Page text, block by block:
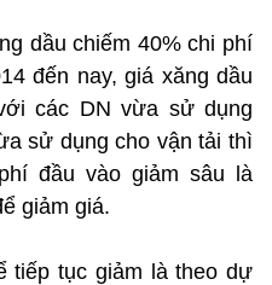
dầu chiếm 40% chi phí
đến nay, giá xăng dầu
các DN vừa sử dụng
sử dụng cho vận tải thì
đầu vào giảm sâu là
giảm giá.
tiếp tục giảm là theo dự